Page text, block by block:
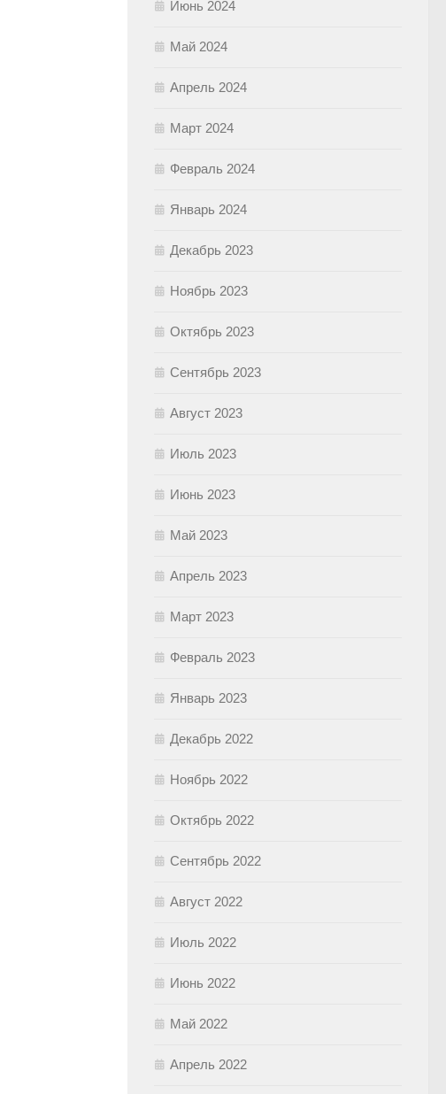
Июнь 2024
Май 2024
Апрель 2024
Март 2024
Февраль 2024
Январь 2024
Декабрь 2023
Ноябрь 2023
Октябрь 2023
Сентябрь 2023
Август 2023
Июль 2023
Июнь 2023
Май 2023
Апрель 2023
Март 2023
Февраль 2023
Январь 2023
Декабрь 2022
Ноябрь 2022
Октябрь 2022
Сентябрь 2022
Август 2022
Июль 2022
Июнь 2022
Май 2022
Апрель 2022